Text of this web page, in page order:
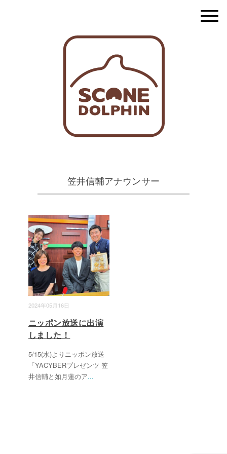
笠井信輔アナウンサー
2024年05月16日
ニッポン放送に出演
しました！
5/15(水)よりニッポン放送
「YACYBERプレゼンツ 笠
井信輔と如月蓮のア...